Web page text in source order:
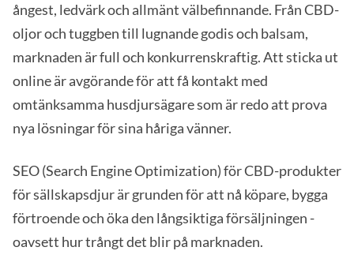
ångest, ledvärk och allmänt välbefinnande. Från CBD-
oljor och tuggben till lugnande godis och balsam,
marknaden är full och konkurrenskraftig. Att sticka ut
online är avgörande för att få kontakt med
omtänksamma husdjursägare som är redo att prova
nya lösningar för sina håriga vänner.
SEO (Search Engine Optimization) för CBD-produkter
för sällskapsdjur är grunden för att nå köpare, bygga
förtroende och öka den långsiktiga försäljningen -
oavsett hur trångt det blir på marknaden.